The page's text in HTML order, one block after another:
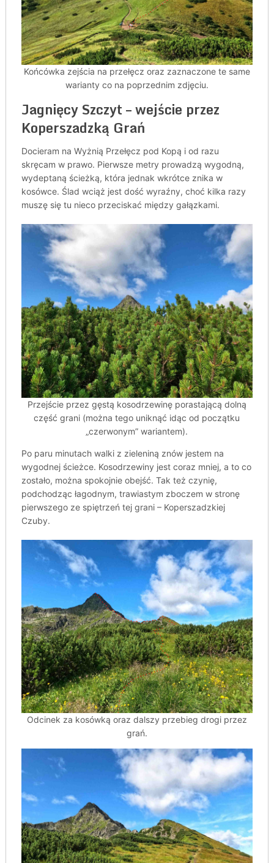
Końcówka zejścia na przełęcz oraz zaznaczone te same
warianty co na poprzednim zdjęciu.
Jagnięcy Szczyt – wejście przez
Koperszadzką Grań
Docieram na Wyżnią Przełęcz pod Kopą i od razu
skręcam w prawo. Pierwsze metry prowadzą wygodną,
wydeptaną ścieżką, która jednak wkrótce znika w
kosówce. Ślad wciąż jest dość wyraźny, choć kilka razy
muszę się tu nieco przeciskać między gałązkami.
Przejście przez gęstą kosodrzewinę porastającą dolną
część grani (można tego uniknąć idąc od początku
„czerwonym” wariantem).
Po paru minutach walki z zieleniną znów jestem na
wygodnej ścieżce. Kosodrzewiny jest coraz mniej, a to co
zostało, można spokojnie obejść. Tak też czynię,
podchodząc łagodnym, trawiastym zboczem w stronę
pierwszego ze spiętrzeń tej grani – Koperszadzkiej
Czuby.
Odcinek za kosówką oraz dalszy przebieg drogi przez
grań.